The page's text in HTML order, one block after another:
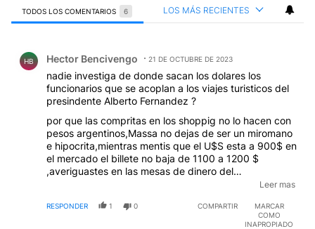
TODOS LOS COMENTARIOS 6 LOS MÁS RECIENTES
HB Hector Bencivengo 21 DE OCTUBRE DE 2023
nadie investiga de donde sacan los dolares los
funcionarios que se acoplan a los viajes turisticos del
presindente Alberto Fernandez ?
por que las compritas en los shoppig no lo hacen con
pesos argentinos,Massa no dejas de ser un miromano
e hipocrita,mientras mentis que el U$S esta a 900$ en
el mercado el billete no baja de 1100 a 1200 $
,averiguastes en las mesas de dinero del
y ese croata no tiene capacidad para mover el
Leer mas
RESPONDER 1 0 COMPARTIR
MARCAR
COMO
INAPROPIADO